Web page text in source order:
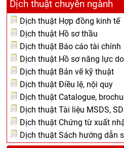
Dịch thuật chuyên ngành
Dịch thuật Hợp đồng kinh tế
Dịch thuật Hồ sơ thầu
Dịch thuật Báo cáo tài chính
Dịch thuật Hồ sơ năng lực
Dịch thuật Bản vẽ kỹ thuật
Dịch thuật Điều lệ, nội quy
Dịch thuật Catalogue,
Dịch thuật Tài liệu MSDS,
Dịch thuật Chứng từ xuất
Dịch thuật Sách hướng dẫn